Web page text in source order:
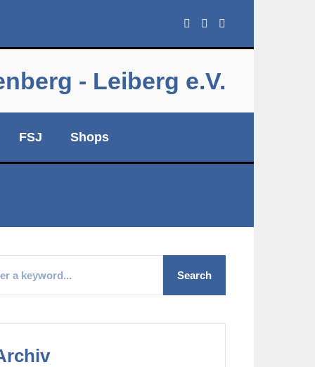
- Leiberg e.V.
FSJ Shops